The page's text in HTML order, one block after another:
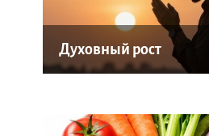
Духовный рост